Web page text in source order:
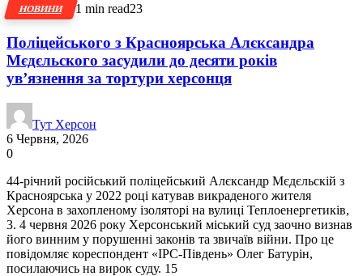
НОВИНИ 1 min read23
Поліцейського з Красноярська Алєксандра
Мєдєльского засудили до десяти років
ув’язнення за тортури херсонця
Тут Херсон
6 Червня, 2026
0
44-річний російський поліцейський Алєксандр Мєдєльскій з
Красноярська у 2022 році катував викраденого жителя
Херсона в захопленому ізоляторі на вулиці Теплоенергетиків,
3. 4 червня 2026 року Херсонський міський суд заочно визнав
його винним у порушенні законів та звичаїв війни. Про це
повідомляє кореспондент «ІРС-Південь» Олег Батурін,
посилаючись на вирок суду. 15